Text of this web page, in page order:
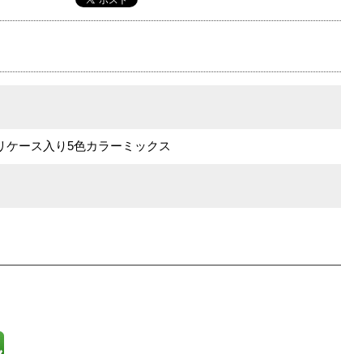
ケース入り5色カラーミックス